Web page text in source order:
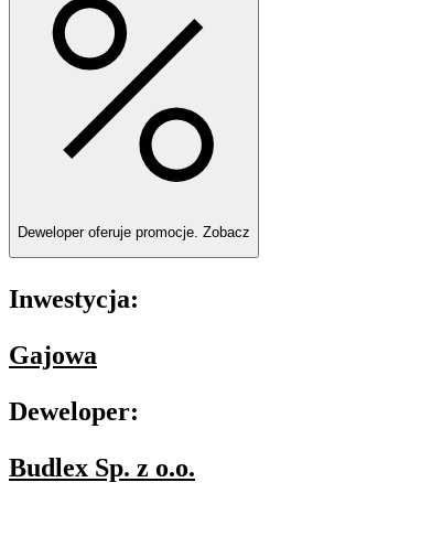
Deweloper oferuje promocje. Zobacz
Inwestycja:
Gajowa
Deweloper:
Budlex Sp. z o.o.